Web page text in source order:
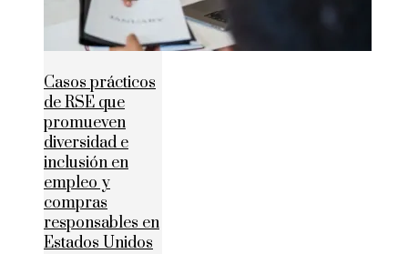
Casos prácticos
de RSE que
promueven
diversidad e
inclusión en
empleo y
compras
responsables en
Estados Unidos